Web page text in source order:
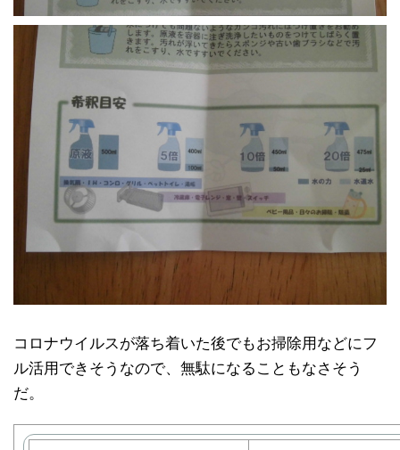
コロナウイルスが落ち着いた後でもお掃除用などにフ
ル活用できそうなので、無駄になることもなさそう
だ。